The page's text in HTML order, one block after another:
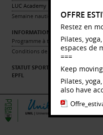
LUC Academy
Semaine nautique (11-18 ans)
INFORMATIONS PRATIQUES
Programme à télécharger
Conditions de participation
STATUT SPORTIF ÉLITE UNIL ET
EPFL
OFFRE
Restez en
Pilates,
espaces de
===
Keep
Pilates,
also have